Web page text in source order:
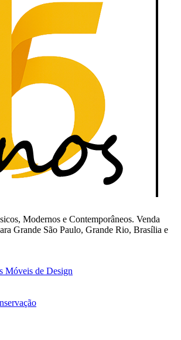
Modernos e Contemporâneos. Venda
Grande São Paulo, Grande Rio, Brasília e
Móveis de Design